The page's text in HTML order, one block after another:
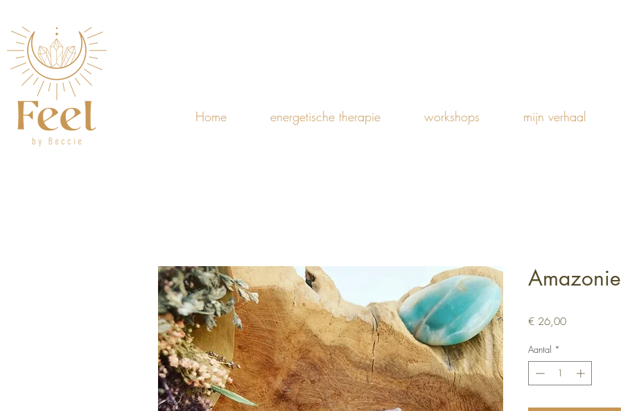
Home energetische therapie workshops mijn verhaal
€ 26,00Prijs
Aantal *